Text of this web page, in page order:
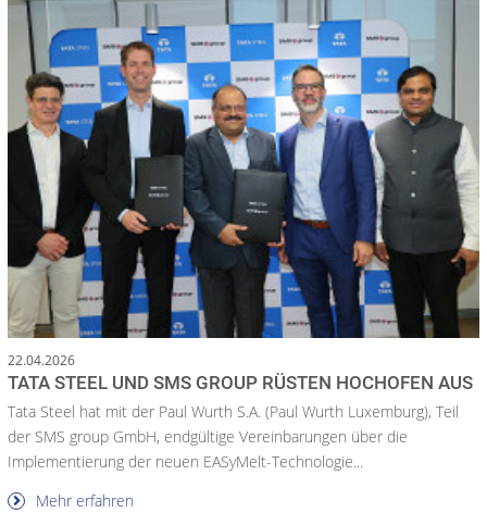
22.04.2026
TATA STEEL UND SMS GROUP RÜSTEN HOCHOFEN AUS
Tata Steel hat mit der Paul Wurth S.A. (Paul Wurth Luxemburg), Teil
der SMS group GmbH, endgültige Vereinbarungen über die
Implementierung der neuen EASyMelt-Technologie...
Mehr erfahren